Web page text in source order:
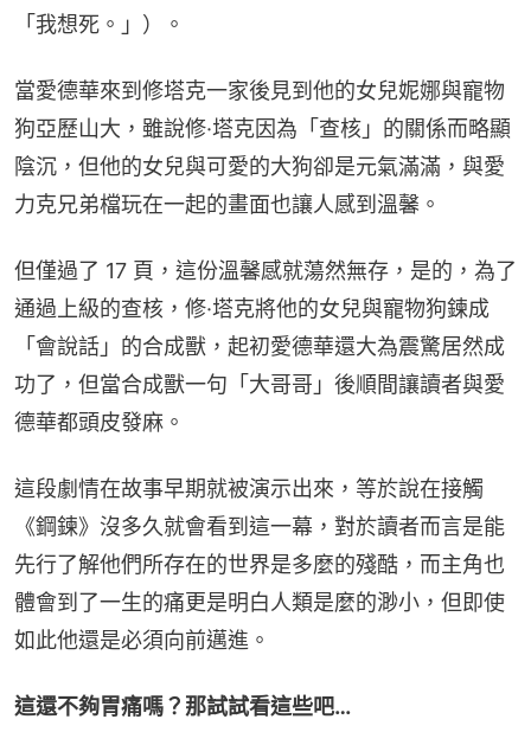
「我想死。」）。
當愛德華來到修塔克一家後見到他的女兒妮娜與寵物
狗亞歷山大，雖說修·塔克因為「查核」的關係而略顯
陰沉，但他的女兒與可愛的大狗卻是元氣滿滿，與愛
力克兄弟檔玩在一起的畫面也讓人感到溫馨。
但僅過了 17 頁，這份溫馨感就蕩然無存，是的，為了
通過上級的查核，修·塔克將他的女兒與寵物狗鍊成
「會說話」的合成獸，起初愛德華還大為震驚居然成
功了，但當合成獸一句「大哥哥」後順間讓讀者與愛
德華都頭皮發麻。
這段劇情在故事早期就被演示出來，等於說在接觸
《鋼鍊》沒多久就會看到這一幕，對於讀者而言是能
先行了解他們所存在的世界是多麼的殘酷，而主角也
體會到了一生的痛更是明白人類是麼的渺小，但即使
如此他還是必須向前邁進。
這還不夠胃痛嗎？那試試看這些吧…